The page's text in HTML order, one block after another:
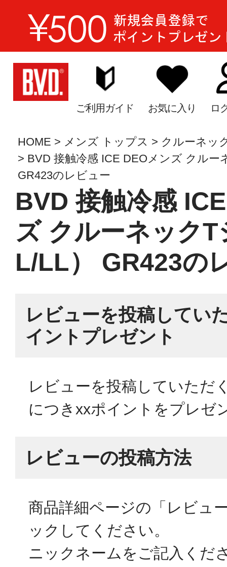
ご利用ガイド お気に入り ロ
HOME メンズ トップス
クルーネッ
BVD 接触冷感 ICE DEOメンズ クルー
GR423のレビュー
BVD 接触冷感
ズ クルーネック
L/LL） GR423の
レビューを投稿してい
イントプレゼント
レビューを投稿していただ
につきxxポイントをプレゼ
レビューの投稿方法
商品詳細ページの「レビュ
ックしてください。
ニックネームをご記入くだ